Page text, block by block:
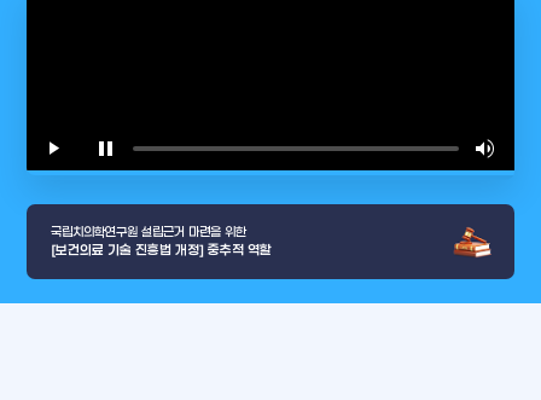
play_arrow pause volume_up
국립치의학연구원 설립근거 마련을 위한
[보건의료 기술 진흥법 개정] 중추적 역할